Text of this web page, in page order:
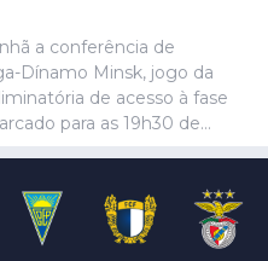
a conferência de
Dínamo Minsk, jogo da
de acesso à fase
para as 19h30 de